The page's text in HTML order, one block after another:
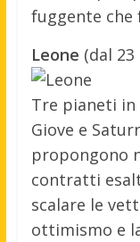
fuggente che
Leone (dal
Tre pianeti
Giove e
propongono
contratti
scalare le
ottimismo e